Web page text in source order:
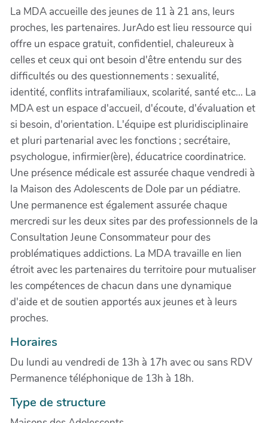
La MDA accueille des jeunes de 11 à 21 ans, leurs
proches, les partenaires. JurAdo est lieu ressource qui
offre un espace gratuit, confidentiel, chaleureux à
celles et ceux qui ont besoin d'être entendu sur des
difficultés ou des questionnements : sexualité,
identité, conflits intrafamiliaux, scolarité, santé etc... La
MDA est un espace d'accueil, d'écoute, d'évaluation et
si besoin, d'orientation. L'équipe est pluridisciplinaire
et pluri partenarial avec les fonctions ; secrétaire,
psychologue, infirmier(ère), éducatrice coordinatrice.
Une présence médicale est assurée chaque vendredi à
la Maison des Adolescents de Dole par un pédiatre.
Une permanence est également assurée chaque
mercredi sur les deux sites par des professionnels de la
Consultation Jeune Consommateur pour des
problématiques addictions. La MDA travaille en lien
étroit avec les partenaires du territoire pour mutualiser
les compétences de chacun dans une dynamique
d'aide et de soutien apportés aux jeunes et à leurs
proches.
Horaires
Du lundi au vendredi de 13h à 17h avec ou sans RDV
Permanence téléphonique de 13h à 18h.
Type de structure